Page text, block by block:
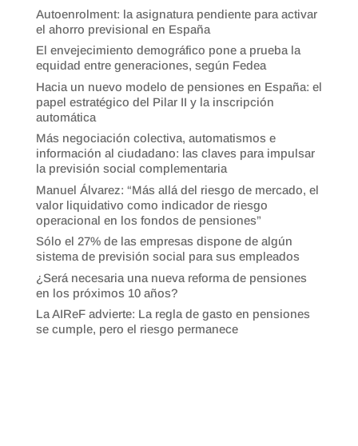
Autoenrolment: la asignatura pendiente para activar
el ahorro previsional en España
El envejecimiento demográfico pone a prueba la
equidad entre generaciones, según Fedea
Hacia un nuevo modelo de pensiones en España: el
papel estratégico del Pilar II y la inscripción
automática
Más negociación colectiva, automatismos e
información al ciudadano: las claves para impulsar
la previsión social complementaria
Manuel Álvarez: “Más allá del riesgo de mercado, el
valor liquidativo como indicador de riesgo
operacional en los fondos de pensiones”
Sólo el 27% de las empresas dispone de algún
sistema de previsión social para sus empleados
¿Será necesaria una nueva reforma de pensiones
en los próximos 10 años?
La AIReF advierte: La regla de gasto en pensiones
se cumple, pero el riesgo permanece